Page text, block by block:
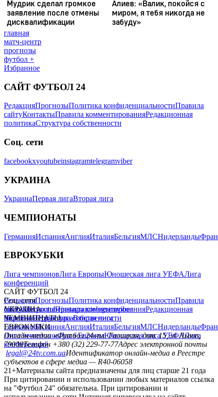
главная
матч-центр
прогнозы
футбол +
Избранное
САЙТ ФУТБОЛ 24
РедакцияПрогнозыПолитика конфиденциальностиПравила
сайтуКонтактыПравила комментированияРедакционная
политикаСтруктура собственности
Соц. сети
facebookxyoutubeinstagramtelegramviber
УКРАИНА
УкраинаПервая лигаВторая лига
ЧЕМПИОНАТЫ
ГерманияИспанияАнглияИталияБельгияМЛСНидерланды
ЕВРОКУБКИ
Лига чемпионовЛига ЕвропыЮношеская лига УЕФАЛига
конференций
САЙТ ФУТБОЛ 24
РедакцияПрогнозыПолитика конфиденциальностиПравила
сайтуКонтактыПравила комментированияРедакционная
политикаСтруктура собственности
Соц. сети
facebookxyoutubeinstagramtelegramviber
УКРАИНА
УкраинаПервая лигаВторая лига
ЧЕМПИОНАТЫ
ГерманияИспанияАнглияИталияБельгияМЛСНидерланды
ЕВРОКУБКИ
Лига чемпионовЛига ЕвропыЮношеская лига УЕФАЛига
конференций
Онлайн-медиа «Футбол 24»пл. Галицкая, дом. 15, м. Львов,
79008Телефон +380 (32) 229-77-77Адрес электронной почты
legal@24tv.com.uaИдентификатор онлайн-медиа в Реестре
субъектов в сфере медиа — R40-06058
21+Материалы сайта предназначены для лиц старше 21 года
При цитировании и использовании любых материалов ссылка
на "Футбол 24" обязательна. При цитировании и